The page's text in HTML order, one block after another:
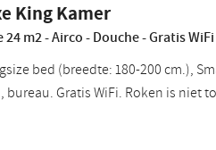
King Kamer
m2 - Airco - Douche - Gratis
bed (breedte: 180-200 cm.),
bureau. Gratis WiFi. Roken is niet